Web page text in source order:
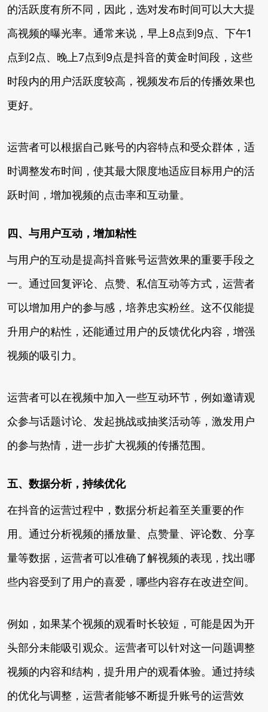
的活跃度有所不同，因此，选对发布时间可以大大提
高视频的曝光率。通常来说，早上8点到9点、下午1
点到2点、晚上7点到9点是抖音的黄金时间段，这些
时段内的用户活跃度较高，视频发布后的传播效果也
更好。
运营者可以根据自己账号的内容特点和受众群体，适
时调整发布时间，使其最大限度地适应目标用户的活
跃时间，增加视频的点击率和互动量。
四、与用户互动，增加粘性
与用户的互动是提高抖音账号运营效果的重要手段之
一。通过回复评论、点赞、私信互动等方式，运营者
可以增加用户的参与感，培养忠实粉丝。这不仅能提
升用户的粘性，还能通过用户的反馈优化内容，增强
视频的吸引力。
运营者可以在视频中加入一些互动环节，例如邀请观
众参与话题讨论、发起挑战或抽奖活动等，激发用户
的参与热情，进一步扩大视频的传播范围。
五、数据分析，持续优化
在抖音的运营过程中，数据分析起着至关重要的作
用。通过分析视频的播放量、点赞量、评论数、分享
量等数据，运营者可以准确了解视频的表现，找出哪
些内容受到了用户的喜爱，哪些内容存在改进空间。
例如，如果某个视频的观看时长较短，可能是因为开
头部分未能吸引观众。运营者可以针对这一问题调整
视频的内容和结构，提升用户的观看体验。通过持续
的优化与调整，运营者能够不断提升账号的运营效